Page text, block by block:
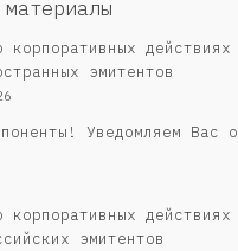
корпоративных
эмитентов
Уведомляем Вас
корпоративных
эмитентов